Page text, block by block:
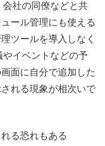
社の同僚などと共
ール管理にも使える
ツールを導入しなく
イベントなどの予
面に自分で追加した
れる現象が相次いで
る恐れもある